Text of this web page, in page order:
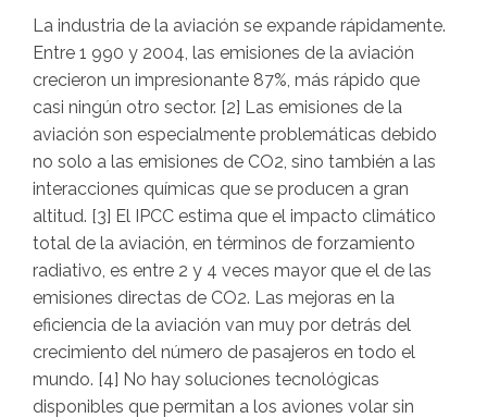
La industria de la aviación se expande rápidamente.
Entre 1 990 y 2004, las emisiones de la aviación
crecieron un impresionante 87%, más rápido que
casi ningún otro sector. [2] Las emisiones de la
aviación son especialmente problemáticas debido
no solo a las emisiones de CO2, sino también a las
interacciones químicas que se producen a gran
altitud. [3] El IPCC estima que el impacto climático
total de la aviación, en términos de forzamiento
radiativo, es entre 2 y 4 veces mayor que el de las
emisiones directas de CO2. Las mejoras en la
eficiencia de la aviación van muy por detrás del
crecimiento del número de pasajeros en todo el
mundo. [4] No hay soluciones tecnológicas
disponibles que permitan a los aviones volar sin